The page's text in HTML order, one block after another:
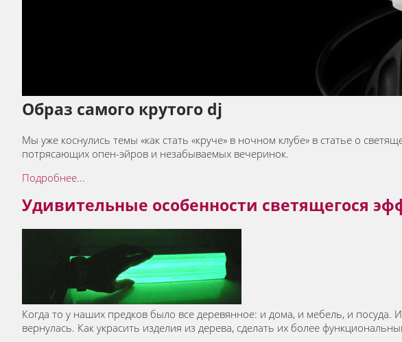
Образ самого крутого dj
Мы уже коснулись темы «как стать «круче» в ночном клубе» в статье о
потрясающих опен-эйров и незабываемых вечеринок.
Подробнее...
Удивительные особенности светящегося
Когда то у наших предков было все деревянное: и дома, и мебель, и
вернулась. Как украсить изделия из дерева, сделать их более